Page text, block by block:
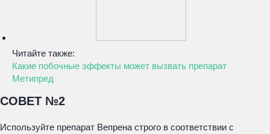
Читайте также:
Какие побочные эффекты может вызвать препарат
Метипред
СОВЕТ №2
Используйте препарат Вепрена строго в соответствии с